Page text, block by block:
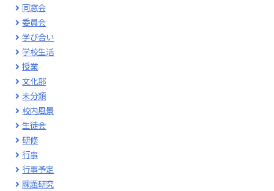
同窓会
委員会
学び合い
学校生活
授業
文化部
未分類
校内風景
生徒会
研修
行事
行事予定
課題研究